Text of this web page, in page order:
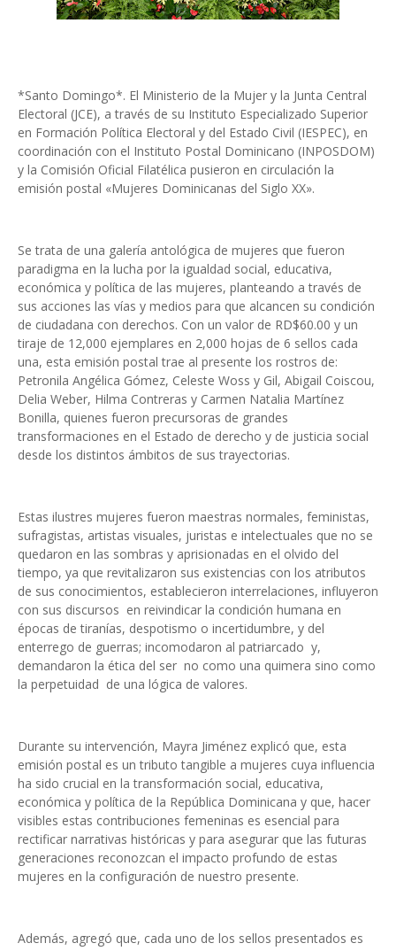
*Santo Domingo*. El Ministerio de la Mujer y la Junta Central
Electoral (JCE), a través de su Instituto Especializado Superior
en Formación Política Electoral y del Estado Civil (IESPEC), en
coordinación con el Instituto Postal Dominicano (INPOSDOM)
y la Comisión Oficial Filatélica pusieron en circulación la
emisión postal «Mujeres Dominicanas del Siglo XX».
Se trata de una galería antológica de mujeres que fueron
paradigma en la lucha por la igualdad social, educativa,
económica y política de las mujeres, planteando a través de
sus acciones las vías y medios para que alcancen su condición
de ciudadana con derechos. Con un valor de RD$60.00 y un
tiraje de 12,000 ejemplares en 2,000 hojas de 6 sellos cada
una, esta emisión postal trae al presente los rostros de:
Petronila Angélica Gómez, Celeste Woss y Gil, Abigail Coiscou,
Delia Weber, Hilma Contreras y Carmen Natalia Martínez
Bonilla, quienes fueron precursoras de grandes
transformaciones en el Estado de derecho y de justicia social
desde los distintos ámbitos de sus trayectorias.
Estas ilustres mujeres fueron maestras normales, feministas,
sufragistas, artistas visuales, juristas e intelectuales que no se
quedaron en las sombras y aprisionadas en el olvido del
tiempo, ya que revitalizaron sus existencias con los atributos
de sus conocimientos, establecieron interrelaciones, influyeron
con sus discursos en reivindicar la condición humana en
épocas de tiranías, despotismo o incertidumbre, y del
enterrego de guerras; incomodaron al patriarcado y,
demandaron la ética del ser no como una quimera sino como
la perpetuidad de una lógica de valores.
Durante su intervención, Mayra Jiménez explicó que, esta
emisión postal es un tributo tangible a mujeres cuya influencia
ha sido crucial en la transformación social, educativa,
económica y política de la República Dominicana y que, hacer
visibles estas contribuciones femeninas es esencial para
rectificar narrativas históricas y para asegurar que las futuras
generaciones reconozcan el impacto profundo de estas
mujeres en la configuración de nuestro presente.
Además, agregó que, cada uno de los sellos presentados es